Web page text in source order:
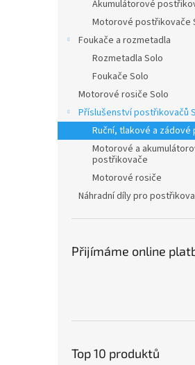
Akumulátorové
Motorové postřikovače
Foukače a rozmetadla
Rozmetadla Solo
Foukače Solo
Motorové rosiče Solo
Příslušenství postřikovačů
Ruční, tlakové a
Motorové a
postřikovače
Motorové rosiče
Náhradní díly pro
Přijímáme online
Top 10 produktů